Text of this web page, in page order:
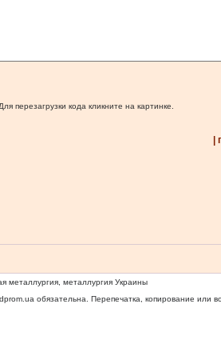
перезагрузки кода кликните на картинке.
металлургия, металлургия Украины
обязательна. Перепечатка, копирование или